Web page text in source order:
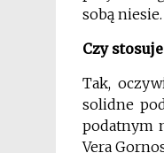
sobą niesie.
Czy
Tak,
solidne
podatnym
Vera